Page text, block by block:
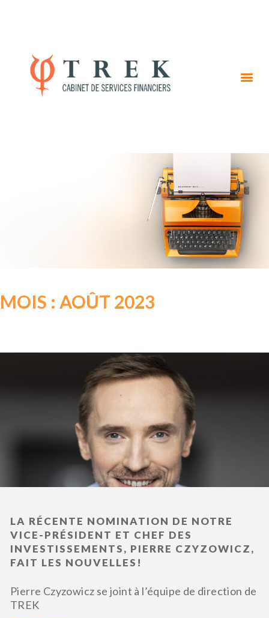
MOIS : AOÛT 2023
LA RÉCENTE NOMINATION DE NOTRE
VICE-PRÉSIDENT ET CHEF DES
INVESTISSEMENTS, PIERRE CZYZOWICZ,
FAIT LES NOUVELLES!
Pierre Czyzowicz se joint à l’équipe de direction de
TREK